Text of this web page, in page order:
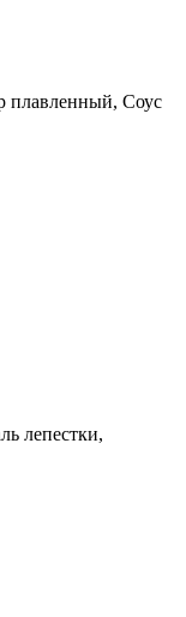
Соус
лепестки,